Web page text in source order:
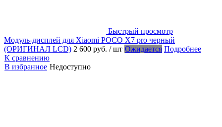
Быстрый просмотр
Модуль-дисплей для Xiaomi POCO X7 pro черный
(ОРИГИНАЛ LCD) 2 600 руб. / шт Ожидается Подробнее
К сравнению
В избранное Недоступно